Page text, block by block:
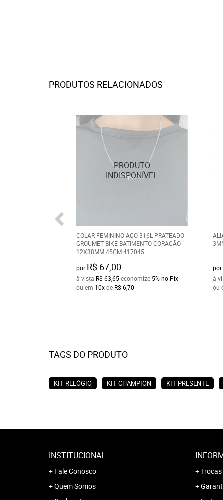
PRODUTOS RELACIONADOS
COLAR FEMININO AÇO 316L PRATEADO
GROUMET BIKE BATIMENTO CORAÇÃO
12X38MM 45CM 417045
por R$ 67,00
à vista R$ 63,65economize 5%no Pix
ou em 10xde R$ 6,70
por
à
ou
TAGS DO PRODUTO
KIT RELÓGIO KIT CHAMPION KIT PRESENTE
INSTITUCIONAL
Fale Conosco
Quem Somos